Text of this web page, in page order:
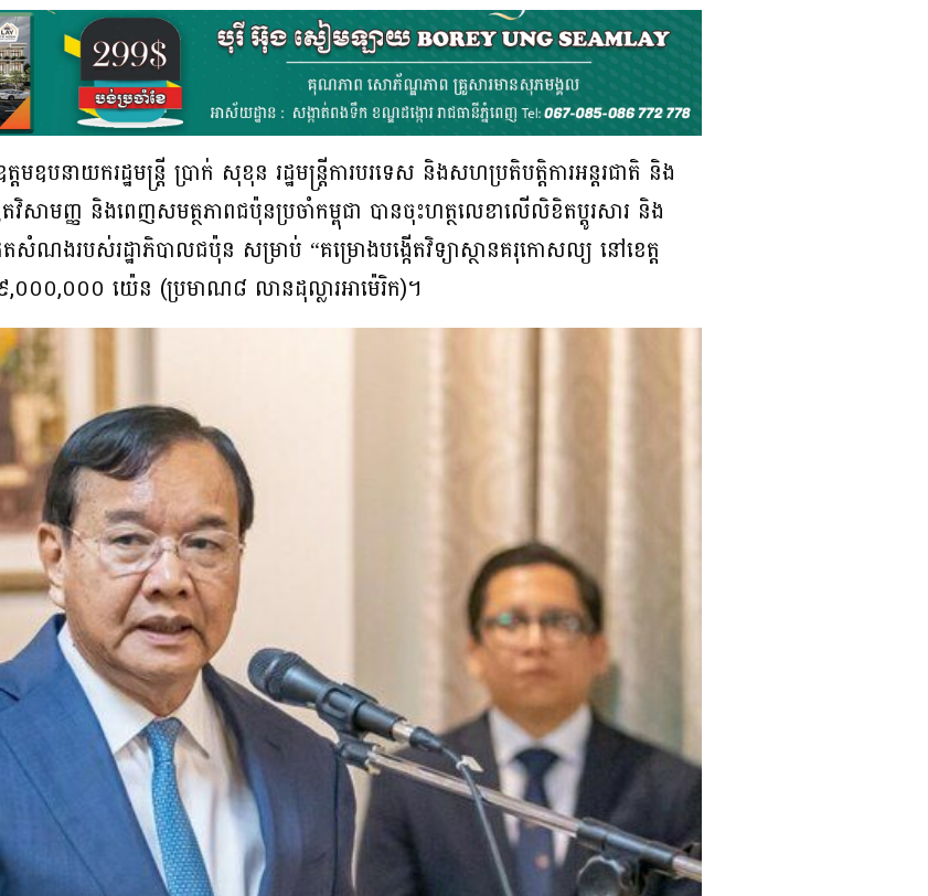
ឧបនាយករដ្ឋមន្ត្រី ប្រាក់ សុខុន រដ្ឋមន្ត្រីការបរទេស និងសហប្រតិបត្តិការអន្តរជាតិ និង
សាមញ្ញ និងពេញសមត្ថភាពជប៉ុនប្រចាំកម្ពុជា បានចុះហត្ថលេខាលើលិខិតប្តូរសារ និង
តសំណងរបស់រដ្ឋាភិបាលជប៉ុន សម្រាប់ “គម្រោងបង្កើតវិទ្យាស្ថានគរុកោសល្យ នៅខេត្ត
០០,០០០ យ៉េន (ប្រមាណ៨ លានដុល្លារអាម៉េរិក)។